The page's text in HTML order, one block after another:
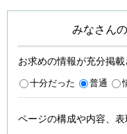
みなさん
お求めの情報が充分掲
十分だった 普通
ページの構成や内容、